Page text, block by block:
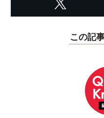
この記